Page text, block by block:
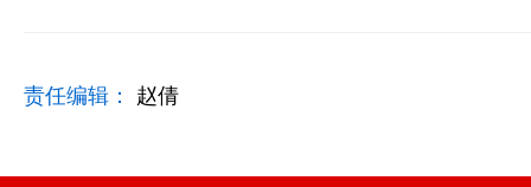
责任编辑： 赵倩